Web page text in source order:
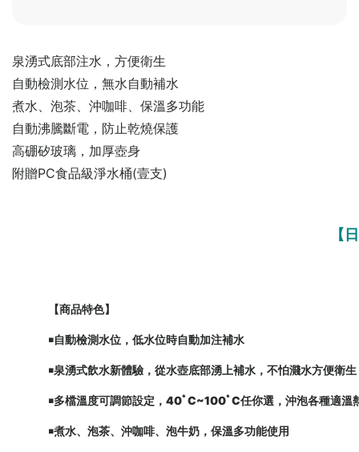
泉湧式底部注水，方便衛生
自動檢測水位，無水自動補水
煮水、泡茶、沖咖啡、保溫多功能
自動沸騰斷電，防止乾燒保護
高硼矽玻璃，加厚壺身
附贈PC食品級淨水桶(壹支)
【
【商品特色】
￭自動檢測水位，低水位時自動加注補水
￭泉湧式飲水新體驗，從水壺底部湧上補水，不怕濺水方便衛生
￭多檔溫度可調節設定，40ﾟC~100ﾟC任你選，沖泡各種適溫
￭煮水、泡茶、沖咖啡、泡牛奶，保溫多功能使用